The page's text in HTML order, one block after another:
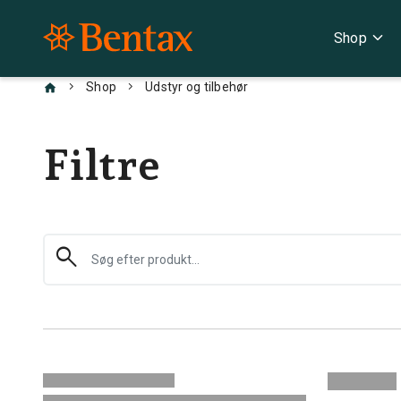
Shop expand_more
chevron_right Shop chevron_right Udstyr og tilbehør
Filtre
search